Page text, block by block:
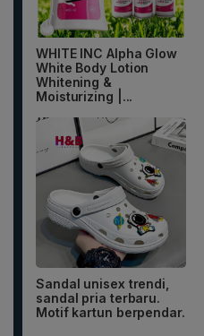
WHITE INC Alpha Glow
White Body Lotion
Whitening &
Moisturizing |...
Sandal unisex trendi,
sandal pria terbaru.
Motif kartun berpendar.